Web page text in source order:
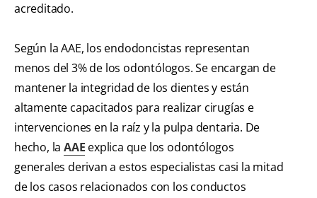
acreditado.
Según la AAE, los endodoncistas representan
menos del 3% de los odontólogos. Se encargan de
mantener la integridad de los dientes y están
altamente capacitados para realizar cirugías e
intervenciones en la raíz y la pulpa dentaria. De
hecho, la AAE explica que los odontólogos
generales derivan a estos especialistas casi la mitad
de los casos relacionados con los conductos